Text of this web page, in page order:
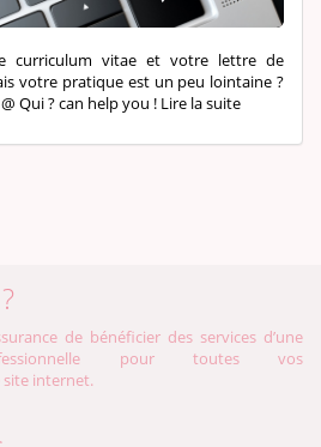
curriculum vitae et votre lettre de
votre pratique est un peu lointaine ?
Qui ? can help you ! Lire la suite
de bénéficier des services d’une
pour toutes vos
internet.